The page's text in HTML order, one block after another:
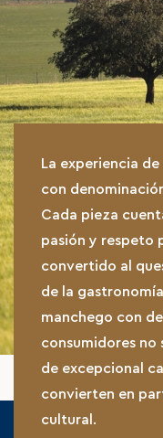
La experiencia
con
Cada pieza
pasión y respeto
convertido al
de la
manchego con
consumidores
de excepcional
convierten en
cultural.